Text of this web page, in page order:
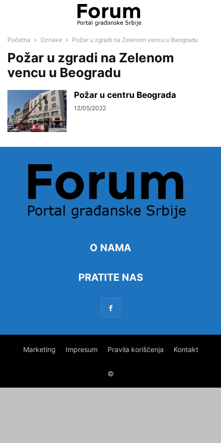
Početna Oznake Požar u zgradi na Zelenom vencu u Beogradu
Požar u zgradi na Zelenom
vencu u Beogradu
Požar u centru Beograda
12/05/2022
O NAMA
PRATITE NAS
Marketing Impresum Pravila korišćenja Kontakt
©